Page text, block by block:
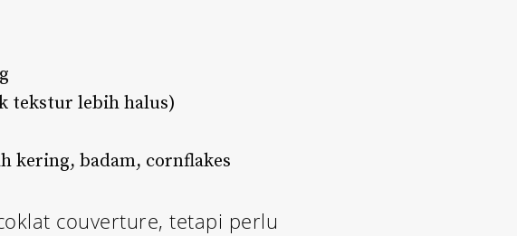
tekstur lebih halus)
kering, badam, cornflakes
couverture, tetapi perlu